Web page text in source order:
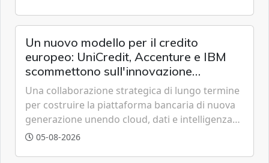
Un nuovo modello per il credito
europeo: UniCredit, Accenture e IBM
scommettono sull'innovazione
tecnologica
Una collaborazione strategica di lungo termine
per costruire la piattaforma bancaria di nuova
generazione unendo cloud, dati e intelligenza
artificiale.
05-08-2026